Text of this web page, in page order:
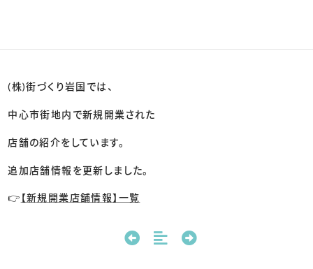
(株)街づくり岩国では、
中心市街地内で新規開業された
店舗の紹介をしています。
追加店舗情報を更新しました。
👉 【新規開業店舗情報】一覧